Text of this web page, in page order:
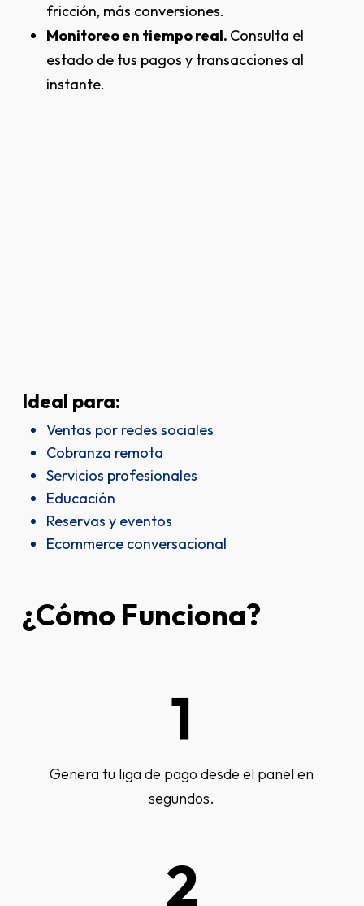
fricción, más conversiones.
Monitoreo en tiempo real. Consulta el
estado de tus pagos y transacciones al
instante.
Ideal para:
Ventas por redes sociales
Cobranza remota
Servicios profesionales
Educación
Reservas y eventos
Ecommerce conversacional
¿Cómo Funciona?
1
Genera tu liga de pago desde el panel en
segundos.
2